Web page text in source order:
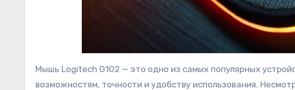
Мышь Logitech G102 — это одно из самых популярных
возможностям, точности и удобству использования.